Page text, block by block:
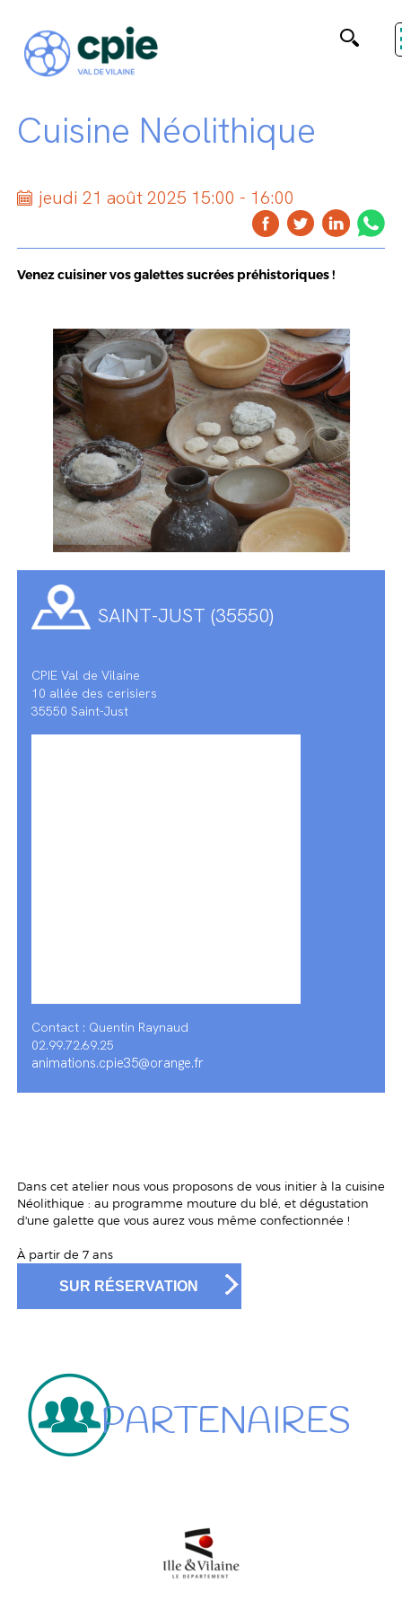
Cuisine Néolithique
jeudi 21 août 2025 15:00 - 16:00
Venez cuisiner vos galettes sucrées préhistoriques !
SAINT-JUST (35550)
CPIE Val de Vilaine
10 allée des cerisiers
35550 Saint-Just
Contact : Quentin Raynaud
02.99.72.69.25
animations.cpie35@orange.fr
Dans cet atelier nous vous proposons de vous initier à la cuisine
Néolithique : au programme mouture du blé, et dégustation
d'une galette que vous aurez vous même confectionnée !
À partir de 7 ans
SUR RÉSERVATION
PARTENAIRES